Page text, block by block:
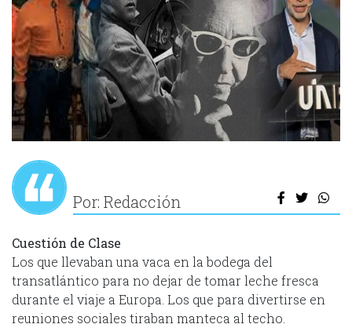
Por: Redacción
Cuestión de Clase
Los que llevaban una vaca en la bodega del
transatlántico para no dejar de tomar leche fresca
durante el viaje a Europa. Los que para divertirse en
reuniones sociales tiraban manteca al techo.